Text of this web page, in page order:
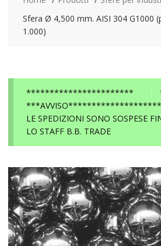
Sfera Ø 4,500 mm. AISI 304 G1000
1.000)
***********************
LE SPEDIZIONI SONO SOSPESE
LO STAFF B.B. TRADE